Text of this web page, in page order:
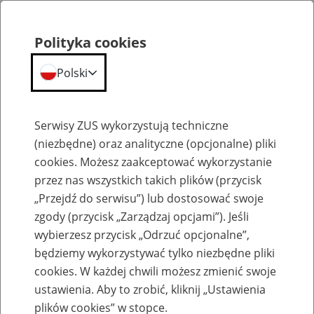
Ogłoszenia o praktykach w ZUS
Ogłoszenia o praktykach w
Oddziale ZUS w Lublinie
Polityka cookies
Polski
Serwisy ZUS wykorzystują techniczne
(niezbędne) oraz analityczne (opcjonalne) pliki
cookies. Możesz zaakceptować wykorzystanie
przez nas wszystkich takich plików (przycisk
„Przejdź do serwisu”) lub dostosować swoje
zgody (przycisk „Zarządzaj opcjami”). Jeśli
wybierzesz przycisk „Odrzuć opcjonalne”,
będziemy wykorzystywać tylko niezbędne pliki
cookies. W każdej chwili możesz zmienić swoje
ustawienia. Aby to zrobić, kliknij „Ustawienia
plików cookies” w stopce.